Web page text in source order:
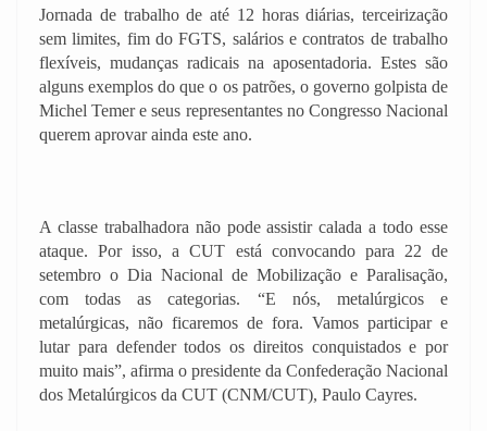
Jornada de trabalho de até 12 horas diárias, terceirização
sem limites, fim do FGTS, salários e contratos de trabalho
flexíveis, mudanças radicais na aposentadoria. Estes são
alguns exemplos do que o os patrões, o governo golpista de
Michel Temer e seus representantes no Congresso Nacional
querem aprovar ainda este ano.
A classe trabalhadora não pode assistir calada a todo esse
ataque. Por isso, a CUT está convocando para 22 de
setembro o Dia Nacional de Mobilização e Paralisação,
com todas as categorias. “E nós, metalúrgicos e
metalúrgicas, não ficaremos de fora. Vamos participar e
lutar para defender todos os direitos conquistados e por
muito mais”, afirma o presidente da Confederação Nacional
dos Metalúrgicos da CUT (CNM/CUT), Paulo Cayres.